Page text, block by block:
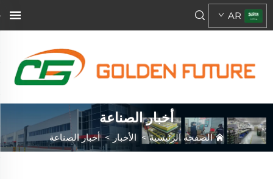
AR
أخبار الصناعة
الصفحة الرئيسية> الأخبار >أخبار الصناعة